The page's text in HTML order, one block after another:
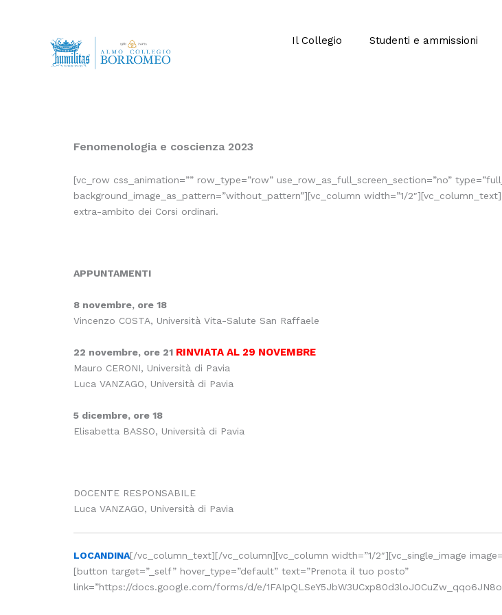
Il Collegio Studenti e ammissioni
Fenomenologia e coscienza 2023
[vc_row css_animation=”” row_type=”row” use_row_as_full_screen_section=”no”
background_image_as_pattern=”without_pattern”][vc_column width=”1/
extra-ambito dei Corsi ordinari.
APPUNTAMENTI
8 novembre, ore 18
Vincenzo COSTA, Università Vita-Salute San Raffaele
22 novembre, ore 21 RINVIATA AL 29 NOVEMBRE
Mauro CERONI, Università di Pavia
Luca VANZAGO, Università di Pavia
5 dicembre, ore 18
Elisabetta BASSO, Università di Pavia
DOCENTE RESPONSABILE
Luca VANZAGO, Università di Pavia
LOCANDINA[/vc_column_text][/vc_column][vc_column width=”1/2″][vc_single_image
[button target=”_self” hover_type=”default” text=”Prenota il tuo posto”
link=”https://docs.google.com/forms/d/e/